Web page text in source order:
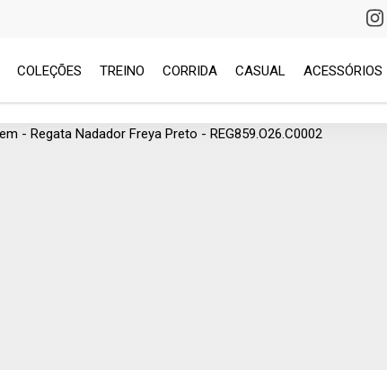
COLEÇÕES TREINO CORRIDA CASUAL ACESSÓRIOS